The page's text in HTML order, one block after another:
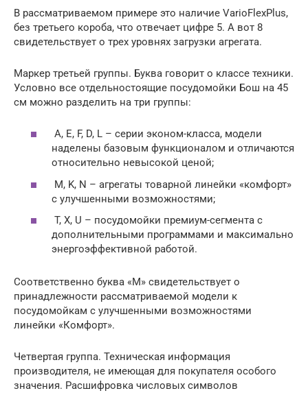
В рассматриваемом примере это наличие VarioFlexPlus,
без третьего короба, что отвечает цифре 5. А вот 8
свидетельствует о трех уровнях загрузки агрегата.
Маркер третьей группы. Буква говорит о классе техники.
Условно все отдельностоящие посудомойки Бош на 45
см можно разделить на три группы:
A, E, F, D, L – серии эконом-класса, модели
наделены базовым функционалом и отличаются
относительно невысокой ценой;
M, K, N – агрегаты товарной линейки «комфорт»
с улучшенными возможностями;
T, X, U – посудомойки премиум-сегмента с
дополнительными программами и максимально
энергоэффективной работой.
Соответственно буква «М» свидетельствует о
принадлежности рассматриваемой модели к
посудомойкам с улучшенными возможностями
линейки «Комфорт».
Четвертая группа. Техническая информация
производителя, не имеющая для покупателя особого
значения. Расшифровка числовых символов